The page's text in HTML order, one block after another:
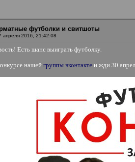
футболки и свитшоты
апреля 2016, 21:42:08
Есть шанс выиграть футболку.
нашейгруппы вконтакте и жди 30